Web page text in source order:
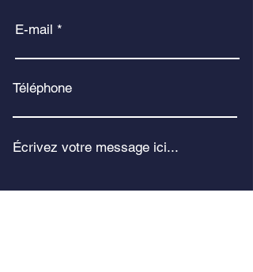
E-mail
Téléphone
Écrivez votre message ici...